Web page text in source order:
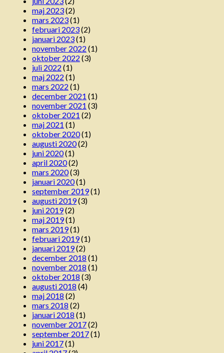
maj 2023(2)
mars 2023(1)
februari 2023(2)
januari 2023(1)
november 2022 (1)
oktober 2022 (3)
juli 2022 (1)
maj 2022 (1)
mars 2022 (1)
december 2021 (1)
november 2021 (3)
oktober 2021 (2)
maj 2021 (1)
oktober 2020(1)
augusti 2020(2)
juni 2020(1)
april 2020(2)
mars 2020(3)
januari 2020(1)
september 2019(1)
augusti 2019(3)
juni 2019(2)
maj 2019(1)
mars 2019(1)
februari 2019(1)
januari 2019(2)
december 2018 (1)
november 2018 (1)
oktober 2018 (3)
augusti 2018 (4)
maj 2018 (2)
mars 2018 (2)
januari 2018 (1)
november 2017(2)
september 2017(1)
juni 2017(1)